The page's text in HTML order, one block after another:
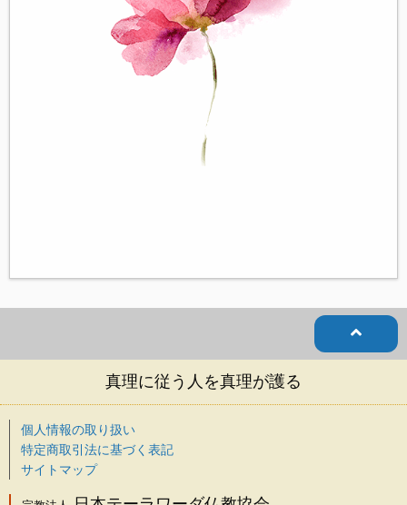
真理に従う人を真理が護る
個人情報の取り扱い
特定商取引法に基づく表記
サイトマップ